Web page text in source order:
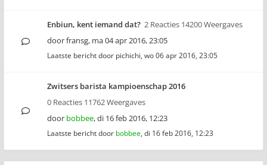
Enbiun, kent iemand dat? 2 Reacties 14200 Weergaves
doorfransg, ma 04 apr 2016, 23:05
Laatste bericht door pichichi, wo 06 apr 2016, 23:05
Zwitsers barista kampioenschap 2016
0 Reacties 11762 Weergaves
door bobbee,di 16 feb 2016, 12:23
Laatste bericht door bobbee, di 16 feb 2016, 12:23